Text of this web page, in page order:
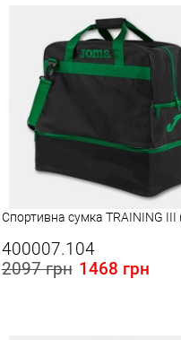
Спортивна сумка TRAINING III
400007.104
2097 грн 1468 грн